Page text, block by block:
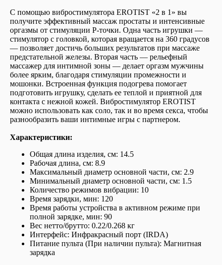
С помощью вибростимулятора EROTIST «2 в 1» вы
получите эффективный массаж простаты и интенсивные
оргазмы от стимуляции P-точки. Одна часть игрушки —
стимулятор с головкой, которая вращается на 360 градусов
— позволяет достичь больших результатов при массаже
предстательной железы. Вторая часть — рельефный
массажер для интимной зоны — делает оргазм мужчины
более ярким, благодаря стимуляции промежности и
мошонки. Встроенная функция подогрева помогает
подготовить игрушку, сделать ее теплой и приятной для
контакта с нежной кожей. Вибростимулятор EROTIST
можно использовать как соло, так и во время секса, чтобы
разнообразить ваши интимные игры с партнером.
Характеристики:
Общая длина изделия, см: 14.5
Рабочая длина, см: 8.9
Максимальный диаметр основной части, см: 2.9
Минимальный диаметр основной части, см: 1.5
Количество режимов вибрации: 10
Время зарядки, мин: 120
Время работы устройства в активном режиме при
полной зарядке, мин: 90
Вес нетто/брутто: 0.22/0.268 кг
Интерфейс: Инфракрасный порт (IRDA)
Питание пульта (При наличии пульта): Магнитная
зарядка